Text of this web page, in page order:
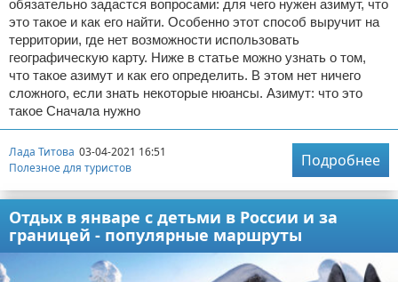
обязательно задастся вопросами: для чего нужен азимут, что
это такое и как его найти. Особенно этот способ выручит на
территории, где нет возможности использовать
географическую карту. Ниже в статье можно узнать о том,
что такое азимут и как его определить. В этом нет ничего
сложного, если знать некоторые нюансы. Азимут: что это
такое Сначала нужно
Лада Титова 03-04-2021 16:51
Полезное для туристов
Подробнее
Отдых в январе с детьми в России и за
границей - популярные маршруты